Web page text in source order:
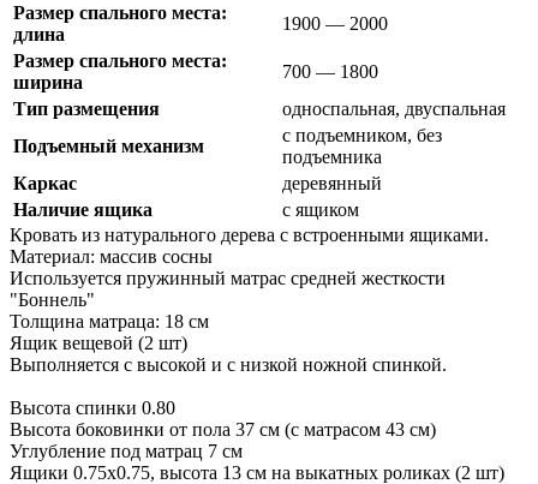
Размер спального места:
длина
1900 — 2000
Размер спального места:
ширина
700 — 1800
Тип размещения
односпальная, двуспальная
Подъемный механизм
с подъемником, без
подъемника
Каркас
деревянный
Наличие ящика
с ящиком
Кровать из натурального дерева с встроенными ящиками.
Материал: массив сосны
Используется пружинный матрас средней жесткости
"Боннель"
Толщина матраца: 18 см
Ящик вещевой (2 шт)
Выполняется с высокой и с низкой ножной спинкой.
Высота спинки 0.80
Высота боковинки от пола 37 см (с матрасом 43 см)
Углубление под матрац 7 см
Ящики 0.75х0.75, высота 13 см на выкатных роликах (2 шт)